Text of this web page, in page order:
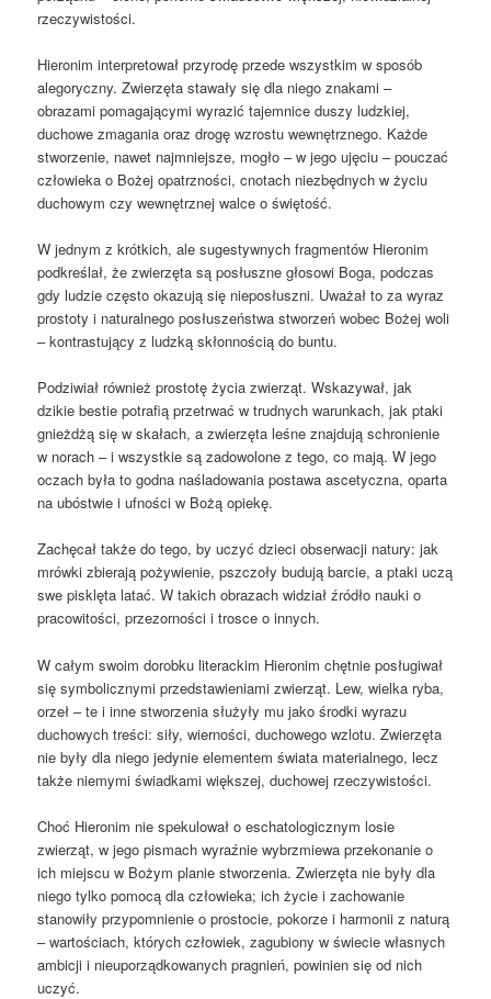
rzeczywistości.
Hieronim interpretował przyrodę przede wszystkim w sposób
alegoryczny. Zwierzęta stawały się dla niego znakami –
obrazami pomagającymi wyrazić tajemnice duszy ludzkiej,
duchowe zmagania oraz drogę wzrostu wewnętrznego. Każde
stworzenie, nawet najmniejsze, mogło – w jego ujęciu – pouczać
człowieka o Bożej opatrzności, cnotach niezbędnych w życiu
duchowym czy wewnętrznej walce o świętość.
W jednym z krótkich, ale sugestywnych fragmentów Hieronim
podkreślał, że zwierzęta są posłuszne głosowi Boga, podczas
gdy ludzie często okazują się nieposłuszni. Uważał to za wyraz
prostoty i naturalnego posłuszeństwa stworzeń wobec Bożej woli
– kontrastujący z ludzką skłonnością do buntu.
Podziwiał również prostotę życia zwierząt. Wskazywał, jak
dzikie bestie potrafią przetrwać w trudnych warunkach, jak ptaki
gnieżdżą się w skałach, a zwierzęta leśne znajdują schronienie
w norach – i wszystkie są zadowolone z tego, co mają. W jego
oczach była to godna naśladowania postawa ascetyczna, oparta
na ubóstwie i ufności w Bożą opiekę.
Zachęcał także do tego, by uczyć dzieci obserwacji natury: jak
mrówki zbierają pożywienie, pszczoły budują barcie, a ptaki uczą
swe pisklęta latać. W takich obrazach widział źródło nauki o
pracowitości, przezorności i trosce o innych.
W całym swoim dorobku literackim Hieronim chętnie posługiwał
się symbolicznymi przedstawieniami zwierząt. Lew, wielka ryba,
orzeł – te i inne stworzenia służyły mu jako środki wyrazu
duchowych treści: siły, wierności, duchowego wzlotu. Zwierzęta
nie były dla niego jedynie elementem świata materialnego, lecz
także niemymi świadkami większej, duchowej rzeczywistości.
Choć Hieronim nie spekulował o eschatologicznym losie
zwierząt, w jego pismach wyraźnie wybrzmiewa przekonanie o
ich miejscu w Bożym planie stworzenia. Zwierzęta nie były dla
niego tylko pomocą dla człowieka; ich życie i zachowanie
stanowiły przypomnienie o prostocie, pokorze i harmonii z naturą
– wartościach, których człowiek, zagubiony w świecie własnych
ambicji i nieuporządkowanych pragnień, powinien się od nich
uczyć.